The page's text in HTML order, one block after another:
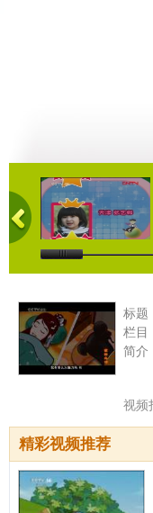
01:03
标题
栏目
简介
视频
精彩视频推荐